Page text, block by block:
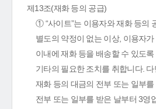
제13조(재화 등의 공급)
① “사이트”는 이용자와 재화 등의
별도의 약정이 없는 이상, 이용자
이내에 재화 등을 배송할 수 있도
기타의 필요한 조치를 취합니다. 다
재화 등의 대금의 전부 또는 일부
전부 또는 일부를 받은 날부터 3영